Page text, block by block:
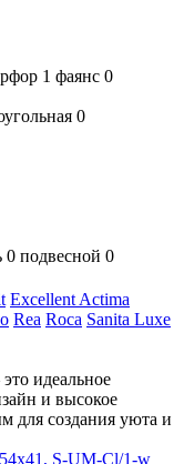
1 фаянс 0
0
0 подвесной 0
Excellent Actima
Rea Roca Sanita Luxe
идеальное
и высокое
для создания уюта и